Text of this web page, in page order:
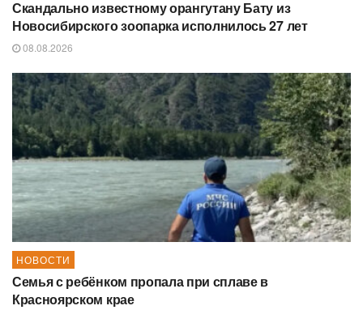
Скандально известному орангутану Бату из
Новосибирского зоопарка исполнилось 27 лет
08.08.2026
НОВОСТИ
Семья с ребёнком пропала при сплаве в
Красноярском крае